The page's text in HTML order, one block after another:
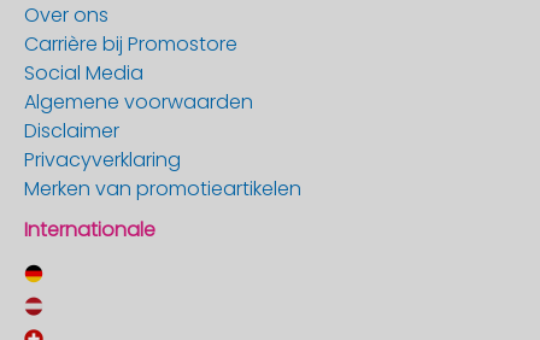
Over ons
Carrière bij Promostore
Social Media
Algemene voorwaarden
Disclaimer
Privacyverklaring
Merken van promotieartikelen
Internationale